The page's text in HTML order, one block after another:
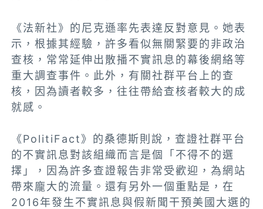
《法新社》的尼克遜率先表達反對意見。她表
示，根據其經驗，許多看似無關緊要的非政治
查核，常常延伸出散播不實訊息的幕後網絡等
重大調查事件。此外，有關社群平台上的查
核，因為讀者較多，往往帶給查核者較大的成
就感。
《PolitiFact》的桑德斯則說，查證社群平台
的不實訊息對該組織而言是個「不得不的選
擇」，因為許多查證報告非常受歡迎，為網站
帶來龐大的流量。還有另外一個重點是，在
2016年發生不實訊息與假新聞干預美國大選的